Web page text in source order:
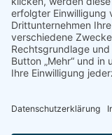
Presseinformationen
ÜBER UNS
Naturschutzbund
Naturschutzjugend